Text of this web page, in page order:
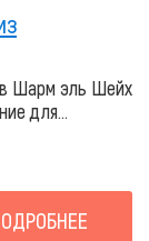
Шарм эль Шейх
для...